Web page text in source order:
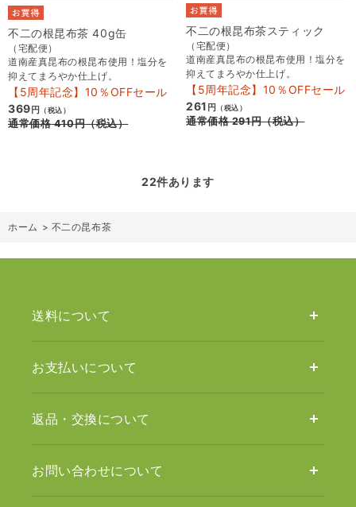
不二の根昆布茶 40g缶
（宅配便）
道南産真昆布の根昆布使用！塩分を
抑えてまろやか仕上げ。
【5周年記念】10％OFFセール
369 円 （税込）
通常価格410円（税込）
不二の根昆布茶スティック
（宅配便）
道南産真昆布の根昆布使用！塩分を
抑えてまろやか仕上げ。
【5周年記念】10％OFFセール
261 円 （税込）
通常価格291円（税込）
22件あります
ホーム > 不二の昆布茶
送料について
お支払いについて
返品・交換について
お問い合わせについて